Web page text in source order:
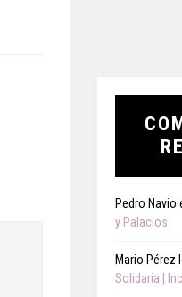
Pedro Navio
y Palacios
Mario Pérez
Solidaria |